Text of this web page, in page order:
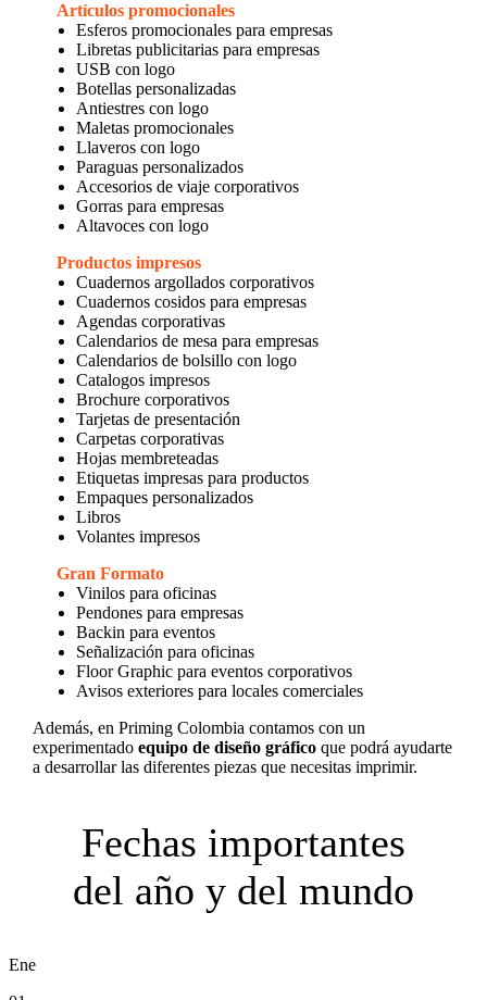
Artículos promocionales
Esferos promocionales para empresas
Libretas publicitarias para empresas
USB con logo
Botellas personalizadas
Antiestres con logo
Maletas promocionales
Llaveros con logo
Paraguas personalizados
Accesorios de viaje corporativos
Gorras para empresas
Altavoces con logo
Productos impresos
Cuadernos argollados corporativos
Cuadernos cosidos para empresas
Agendas corporativas
Calendarios de mesa para empresas
Calendarios de bolsillo con logo
Catalogos impresos
Brochure corporativos
Tarjetas de presentación
Carpetas corporativas
Hojas membreteadas
Etiquetas impresas para productos
Empaques personalizados
Libros
Volantes impresos
Gran Formato
Vinilos para oficinas
Pendones para empresas
Backin para eventos
Señalización para oficinas
Floor Graphic para eventos corporativos
Avisos exteriores para locales comerciales
Además, en Priming Colombia contamos con un
experimentado equipo de diseño gráficoque podrá ayudarte
a desarrollar las diferentes piezas que necesitas imprimir.
Fechas importantes
del año y del mundo
Ene